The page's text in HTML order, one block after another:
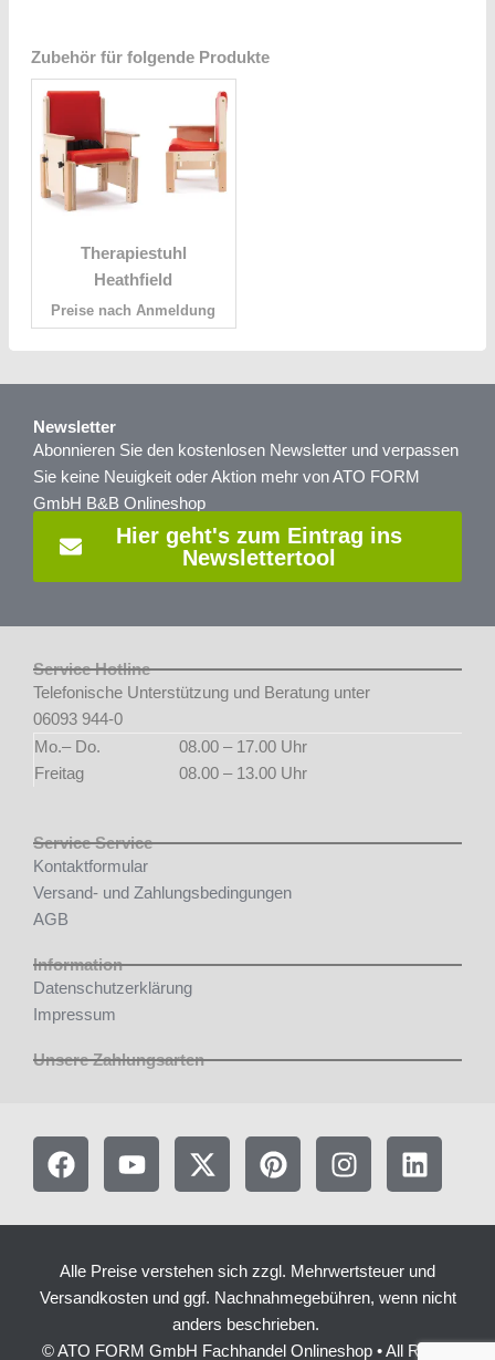
Zubehör für folgende Produkte
Therapiestuhl
Heathfield
Preise nach Anmeldung
Newsletter
Abonnieren Sie den kostenlosen Newsletter und verpassen
Sie keine Neuigkeit oder Aktion mehr von ATO FORM
GmbH B&B Onlineshop
Hier geht's zum Eintrag ins
Newslettertool
Service Hotline
Telefonische Unterstützung und Beratung unter
06093 944-0
Mo.– Do.
08.00 – 17.00 Uhr
Freitag
08.00 – 13.00 Uhr
Service Service
Kontaktformular
Versand- und Zahlungsbedingungen
AGB
Information
Datenschutzerklärung
Impressum
Unsere Zahlungsarten
F
a
e
b
o
k
Y
o
t
b
X
-
w
t
t
e
P
i
t
e
r
e
s
I
n
t
a
g
a
L
i
k
d
n
Alle Preise verstehen sich zzgl. Mehrwertsteuer und
Versandkosten und ggf. Nachnahmegebühren, wenn nicht
anders beschrieben.
© ATO FORM GmbH Fachhandel Onlineshop • All Rights